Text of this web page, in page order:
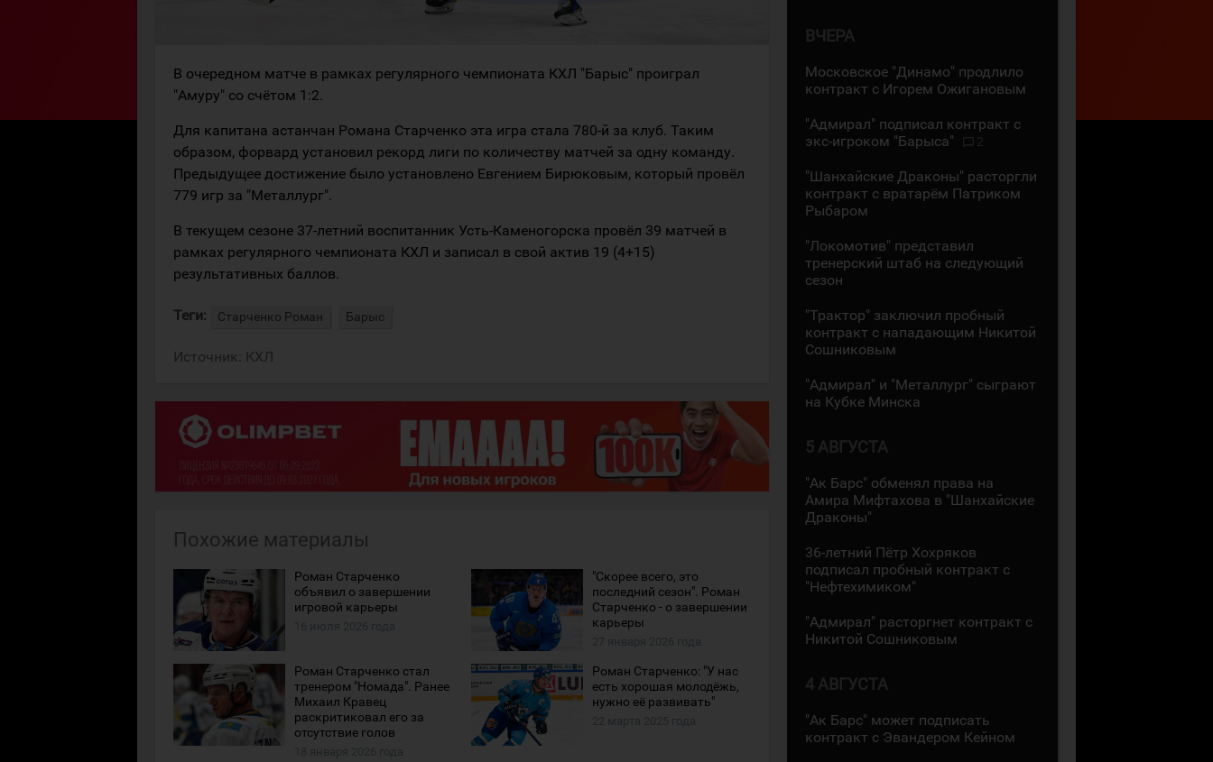
В очередном матче в рамках регулярного чемпионата КХЛ "Барыс" проиграл
"Амуру" со счётом 1:2.
Для капитана астанчан Романа Старченко эта игра стала 780-й за клуб. Таким
образом, форвард установил рекорд лиги по количеству матчей за одну команду.
Предыдущее достижение было установлено Евгением Бирюковым, который провёл
779 игр за "Металлург".
В текущем сезоне 37-летний воспитанник Усть-Каменогорска провёл 39 матчей в
рамках регулярного чемпионата КХЛ и записал в свой актив 19 (4+15)
результативных баллов.
Теги: Старченко Роман Барыс
Источник: КХЛ
Похожие материалы
Роман Старченко
объявил о завершении
игровой карьеры
"Скорее всего, это
последний сезон". Роман
Старченко - о завершении
карьеры
Роман Старченко стал
тренером "Номада". Ранее
Михаил Кравец
раскритиковал его за
отсутствие голов
Роман Старченко: "У нас
есть хорошая молодёжь,
нужно её развивать"
ВЧЕРА
Московское "Динамо" продлило
контракт с Игорем Ожигановым
"Адмирал" подписал контракт с
экс-игроком "Барыса"
"Шанхайские Драконы" расторгли
контракт с вратарём Патриком
Рыбаром
"Локомотив" представил
тренерский штаб на следующий
сезон
"Трактор" заключил пробный
контракт с нападающим Никитой
Сошниковым
"Адмирал" и "Металлург" сыграют
на Кубке Минска
5 АВГУСТА
"Ак Барс" обменял права на
Амира Мифтахова в "Шанхайские
Драконы"
36-летний Пётр Хохряков
подписал пробный контракт с
"Нефтехимиком"
"Адмирал" расторгнет контракт с
Никитой Сошниковым
4 АВГУСТА
"Ак Барс" может подписать
контракт с Эвандером Кейном